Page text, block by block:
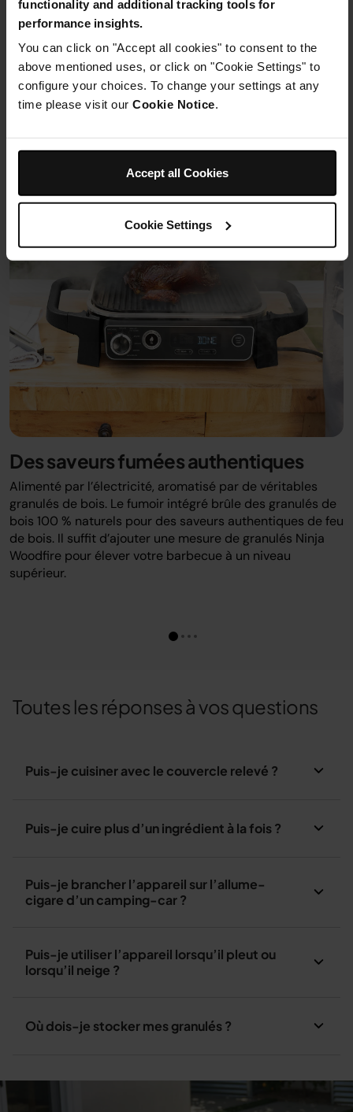
functionality and additional tracking tools for
performance insights.
You can click on "Accept all cookies" to consent to the
above mentioned uses, or click on "Cookie Settings" to
configure your choices. To change your settings at any
time please visit our Cookie Notice.
Accept all Cookies
Cookie Settings
Qu'est-ce que la
technologie Ninja Woodfire
?
Des saveurs fumées authentiques
Alimenté par l’électricité, aromatisé par de véritables
granulés de bois. Le fumoir intégré brûle des granulés de
bois 100 % naturels pour des saveurs authentiques de feu
de bois. Il suffit d’ajouter une mesure de granulés Ninja
Woodfire pour élever votre barbecue à un niveau
supérieur.
Toutes les réponses à vos questions
Puis-je cuisiner avec le couvercle relevé ?
Puis-je cuire plus d’un ingrédient à la fois ?
Puis-je brancher l’appareil sur l’allume-
cigare d’un camping-car ?
Puis-je utiliser l’appareil lorsqu’il pleut ou
lorsqu’il neige ?
Où dois-je stocker mes granulés ?